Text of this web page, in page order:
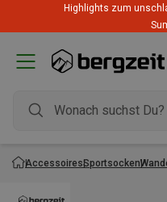
Highlights zum
AccessoiresSportsocken